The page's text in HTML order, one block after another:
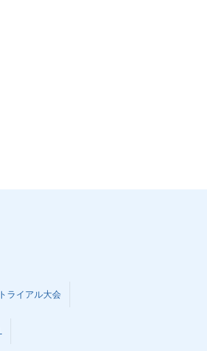
トライアル大会